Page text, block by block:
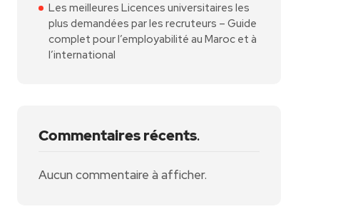
Les meilleures Licences universitaires les
plus demandées par les recruteurs – Guide
complet pour l’employabilité au Maroc et à
l’international
Commentaires récents.
Aucun commentaire à afficher.